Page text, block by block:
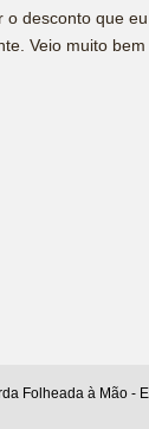
o desconto que
Veio muito
Folheada à Mão -